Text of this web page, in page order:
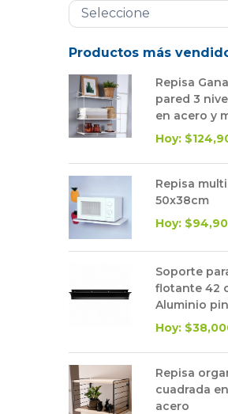
Productos más
Repisa
pared 3
en acero y
Hoy:
Repisa
50x38cm
Hoy:
Soporte
flotante 42
Aluminio
Hoy:
Repisa
cuadrada
acero